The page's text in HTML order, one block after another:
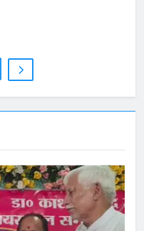
नई ट्रेन की सौगात
के बोझ तले दबे कारोबारी ने
दी जान